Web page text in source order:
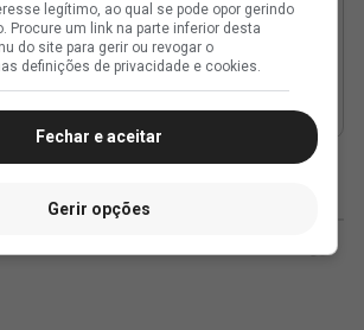
legítimo, ao qual se pode opor gerindo
Procure um link na parte inferior desta
do site para gerir ou revogar o
definições de privacidade e cookies.
Fechar e aceitar
Gerir opções